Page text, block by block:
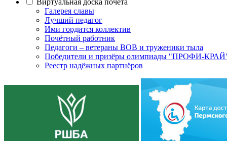
Виртуальная доска почёта
Галерея славы
Лучший педагог
Ими гордится коллектив
Почётный работник
Педагоги – ветераны ВОВ и труженики тыла
Победители и призёры олимпиады "ПРОФИ-
Реестр надёжных партнёров